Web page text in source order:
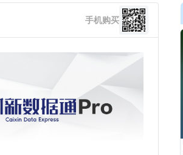
手机购买